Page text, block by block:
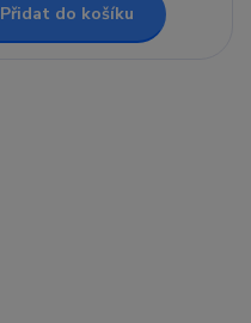
Přidat do košíku